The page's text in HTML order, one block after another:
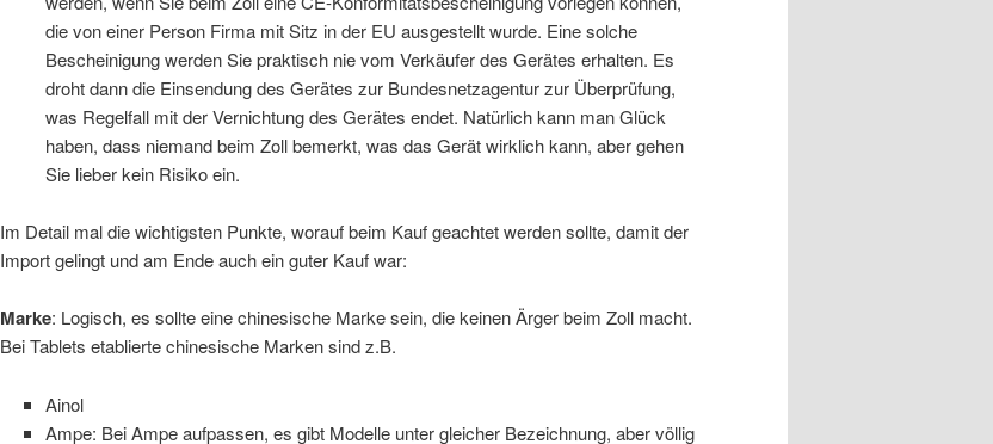
die von einer Person Firma mit Sitz in der EU ausgestellt wurde. Eine solche
Bescheinigung werden Sie praktisch nie vom Verkäufer des Gerätes erhalten. Es
droht dann die Einsendung des Gerätes zur Bundesnetzagentur zur Überprüfung,
was Regelfall mit der Vernichtung des Gerätes endet. Natürlich kann man Glück
haben, dass niemand beim Zoll bemerkt, was das Gerät wirklich kann, aber gehen
Sie lieber kein Risiko ein.
Im Detail mal die wichtigsten Punkte, worauf beim Kauf geachtet werden sollte, damit der
Import gelingt und am Ende auch ein guter Kauf war:
Marke: Logisch, es sollte eine chinesische Marke sein, die keinen Ärger beim Zoll macht.
Bei Tablets etablierte chinesische Marken sind z.B.
Ainol
Ampe: Bei Ampe aufpassen, es gibt Modelle unter gleicher Bezeichnung, aber völlig